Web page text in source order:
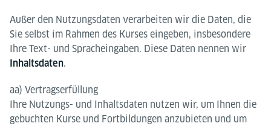
Außer den Nutzungsdaten verarbeiten wir die Daten, die
Sie selbst im Rahmen des Kurses eingeben, insbesondere
Ihre Text- und Spracheingaben. Diese Daten nennen wir
Inhaltsdaten.
aa) Vertragserfüllung
Ihre Nutzungs- und Inhaltsdaten nutzen wir, um Ihnen die
gebuchten Kurse und Fortbildungen anzubieten und um